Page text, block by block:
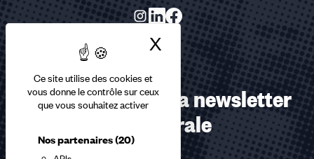
Ce site utilise des cookies et
vous donne le contrôle sur ceux
que vous souhaitez activer
Nos partenaires(20)
X Masquer le
Abonnez-vous à la newsletter
confédérale